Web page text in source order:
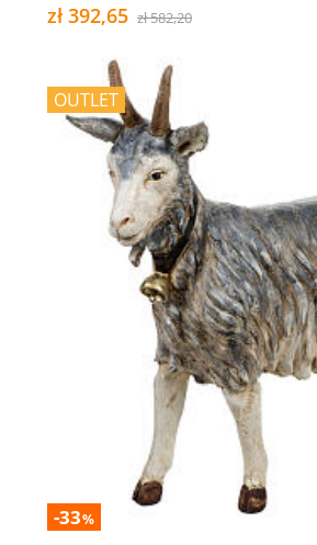
zł 392,65 zł 582,20
OUTLET
-33%